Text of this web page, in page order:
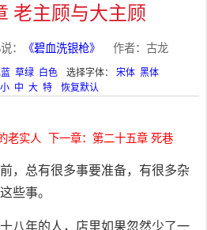
老主顾与大主顾
： 《碧血洗银枪》 作者：古龙
草绿 白色 选择字体： 宋体 黑体
小 中 大 特 恢复默认
老实人 下一章：第二十五章 死巷
，总有很多事要准备，有很多杂
些事。
八年的人，店里如果忽然少了一